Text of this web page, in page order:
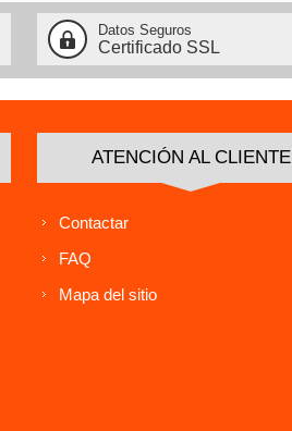
Datos Seguros
Certificado SSL
ATENCIÓN AL CLIENTE
Contactar
FAQ
Mapa del sitio